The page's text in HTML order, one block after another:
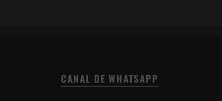
CANAL DE WHATSAPP